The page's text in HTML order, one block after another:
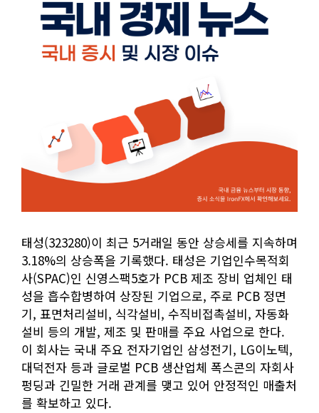
태성(323280)이 최근 5거래일 동안 상승세를 지속하며
3.18%의 상승폭을 기록했다. 태성은 기업인수목적회
사(SPAC)인 신영스팩5호가 PCB 제조 장비 업체인 태
성을 흡수합병하여 상장된 기업으로, 주로 PCB 정면
기, 표면처리설비, 식각설비, 수직비접촉설비, 자동화
설비 등의 개발, 제조 및 판매를 주요 사업으로 한다.
이 회사는 국내 주요 전자기업인 삼성전기, LG이노텍,
대덕전자 등과 글로벌 PCB 생산업체 폭스콘의 자회사
펑딩과 긴밀한 거래 관계를 맺고 있어 안정적인 매출처
를 확보하고 있다.